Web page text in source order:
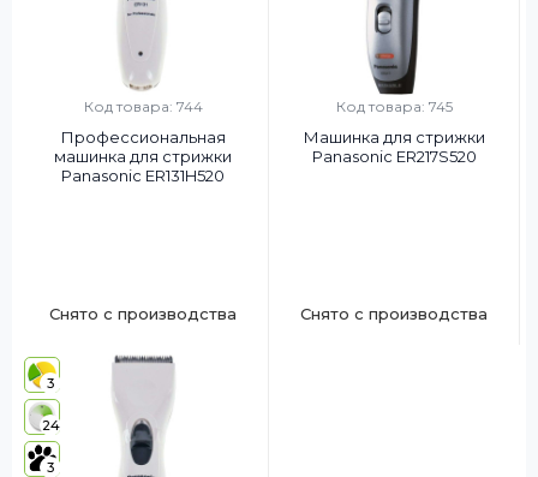
Код товара: 744
Профессиональная
машинка для стрижки
Panasonic ER131H520
Снято с производства
Код товара: 745
Машинка для стрижки
Panasonic ER217S520
Снято с производства
3
24
3